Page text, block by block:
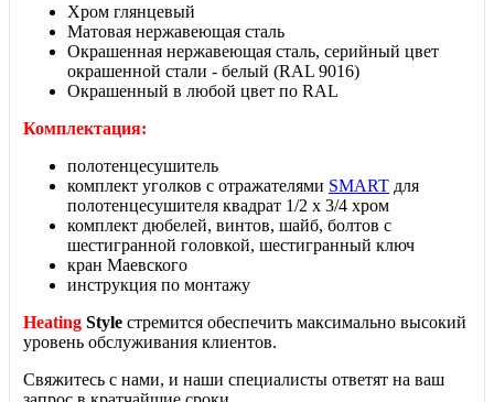
Хром глянцевый
Матовая нержавеющая сталь
Окрашенная нержавеющая сталь, серийный цвет
окрашенной стали - белый (RAL 9016)
Окрашенный в любой цвет по RAL
Комплектация:
полотенцесушитель
комплект уголков с отражателями SMART для
полотенцесушителя квадрат 1/2 х 3/4 хром
комплект дюбелей, винтов, шайб, болтов с
шестигранной головкой, шестигранный ключ
кран Маевского
инструкция по монтажу
Heating Style стремится обеспечить максимально высокий
уровень обслуживания клиентов.
Свяжитесь с нами, и наши специалисты ответят на ваш